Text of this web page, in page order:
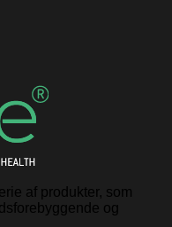
af produkter, som
og